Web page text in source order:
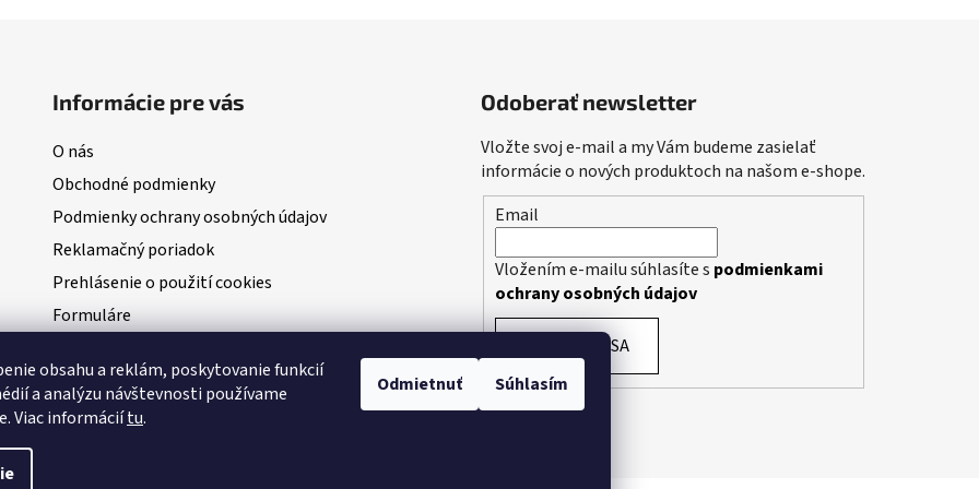
obsahu a reklám, poskytovanie funkcií
a analýzu návštevnosti používame
Viac informáciítu.
Odmietnuť Súhlasím
Informácie pre vás
O nás
Obchodné podmienky
Podmienky ochrany osobných údajov
Reklamačný poriadok
Prehlásenie o použití cookies
Formuláre
NAŠI PARTNERI - predajcovia Dudi Bait
VEĽKÁ AUGUSTOVÁ SÚŤAŽ O 100kg BOILIES
Odoberať newsletter
Vložte svoj e-mail a my Vám budeme zasielať
informácie o nových produktoch na našom e-shope.
Email
Vložením e-mailu súhlasíte s podmienkami
ochrany osobných údajov
PRIHLÁSIŤ SA